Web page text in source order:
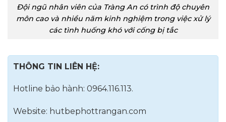
Đội ngũ nhân viên của Tràng An có trình độ chuyên
môn cao và nhiều năm kinh nghiệm trong việc xử lý
các tình huống khó với cống bị tắc
THÔNG TIN LIÊN HỆ:
Hotline bảo hành: 0964.116.113.
Website: hutbephottrangan.com